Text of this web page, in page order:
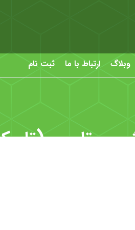
وبلاگ ارتباط با ما ثبت نام
تامین